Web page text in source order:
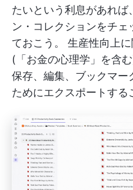
たいという利息があれば
ン・コレクションをチェ
ておこう。 生産性向上
(「お金の心理学」を含
保存、編集、ブックマー
ためにエクスポートする